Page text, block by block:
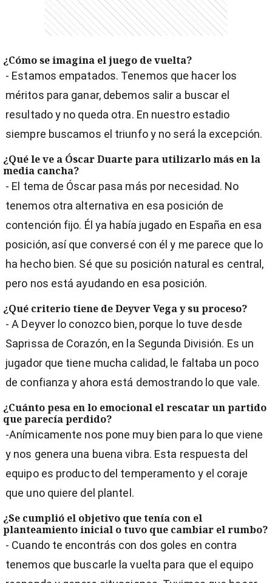
¿Cómo se imagina el juego de vuelta?
- Estamos empatados. Tenemos que hacer los
méritos para ganar, debemos salir a buscar el
resultado y no queda otra. En nuestro estadio
siempre buscamos el triunfo y no será la excepción.
¿Qué le ve a Óscar Duarte para utilizarlo más en la
media cancha?
- El tema de Óscar pasa más por necesidad. No
tenemos otra alternativa en esa posición de
contención fijo. Él ya había jugado en España en esa
posición, así que conversé con él y me parece que lo
ha hecho bien. Sé que su posición natural es central,
pero nos está ayudando en esa posición.
¿Qué criterio tiene de Deyver Vega y su proceso?
- A Deyver lo conozco bien, porque lo tuve desde
Saprissa de Corazón, en la Segunda División. Es un
jugador que tiene mucha calidad, le faltaba un poco
de confianza y ahora está demostrando lo que vale.
¿Cuánto pesa en lo emocional el rescatar un partido
que parecía perdido?
-Anímicamente nos pone muy bien para lo que viene
y nos genera una buena vibra. Esta respuesta del
equipo es producto del temperamento y el coraje
que uno quiere del plantel.
¿Se cumplió el objetivo que tenía con el
planteamiento inicial o tuvo que cambiar el rumbo?
- Cuando te encontrás con dos goles en contra
tenemos que buscarle la vuelta para que el equipo